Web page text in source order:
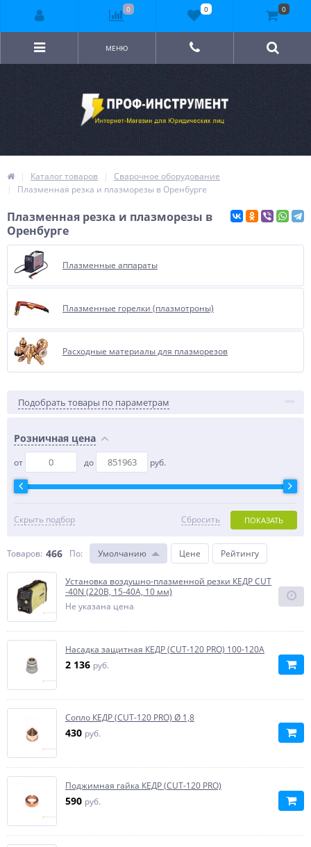
МЕНЮ
Каталог товаров
Сварочное оборудование
Плазменная резка и плазморезы в Оренбурге
Плазменная резка и плазморезы в
Оренбурге
Плазменные аппараты
Плазменные горелки (плазмотроны)
Расходные материалы для плазморезов
Подобрать товары по параметрам
Розничная цена
от до руб.
Скрыть подбор ПОКАЗАТЬ
Сбросить
Товаров: 466 По: Умолчанию Цене Рейтингу
Установка воздушно-плазменной резки КЕДР CUT
-40N (220В, 15-40А, 10 мм)
Не указана цена
Насадка защитная КЕДР (CUT-120 PRO) 100-120А
2 136 руб.
Сопло КЕДР (CUT-120 PRO) Ø 1,8
430 руб.
Поджимная гайка КЕДР (CUT-120 PRO)
590 руб.
0 0 0